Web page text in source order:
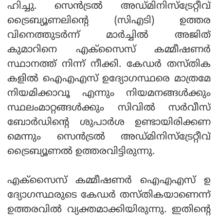
ഹിച്ചു. സെന്‍ട്രല്‍ അഡ്മിനിസ്‌ട്രേറ്റീവ്
ട്രൈബ്യൂണലിന്റെ (സിഎടി) ഉത്തര
വിനെത്തുടര്‍ന്ന് മാര്‍ച്ചില്‍ അജിത്
കുമാറിനെ എക്‌സൈസ് കമ്മീഷണര്‍
സ്ഥാനത്ത് നിന്ന് നീക്കി. കേഡര്‍ തസ്തിക
കളില്‍ ഐഎഎസ് ഉദ്യോഗസ്ഥരെ മാത്രമേ
നിയമിക്കാവൂ എന്നും നിയമനങ്ങള്‍ക്കും
സ്ഥലംമാറ്റങ്ങള്‍ക്കും സിവില്‍ സര്‍വീസ്
ബോര്‍ഡിന്റെ ശുപാര്‍ശ ഉണ്ടായിരിക്കണ
മെന്നും സെന്‍ട്രല്‍ അഡ്മിനിസ്‌ട്രേറ്റീവ്
ട്രൈബ്യൂണല്‍ ഉത്തരവിട്ടിരുന്നു.
എക്‌സൈസ് കമ്മീഷണര്‍ ഐഎഎസ് ഉ
ദ്യോഗസ്ഥരുടെ കേഡര്‍ തസ്തികയാണെന്ന്
ഉത്തരവില്‍ വ്യക്തമാക്കിയിരുന്നു. ഇതിന്റെ